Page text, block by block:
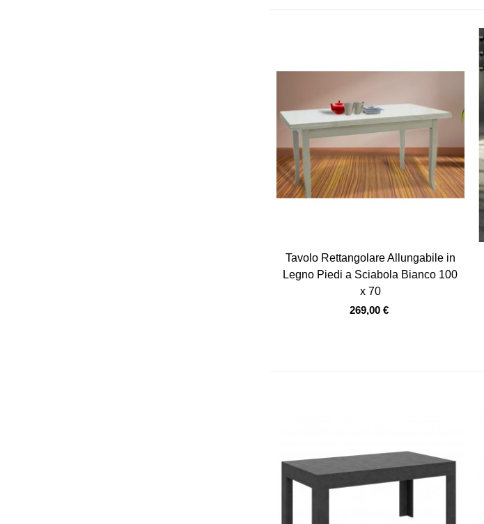
Vista veloce
Tavolo Rettangolare Allungabile in
Legno Piedi a Sciabola Bianco 100
x 70
269,00 €